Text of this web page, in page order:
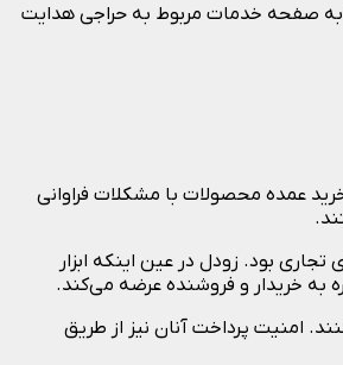
به صفحه خدمات مربوط به حراجی هدایت
عمده محصولات با مشکلات فراوانی
بود. زودل در عین اینکه ابزار
به خریدار و فروشنده عرضه می‌کند.
امنیت پرداخت آنان نیز از طریق